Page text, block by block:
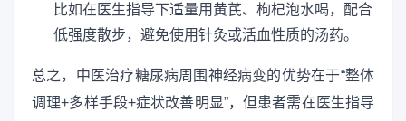
比如在医生指导下适量用黄芪、枸杞泡水喝，配合
低强度散步，避免使用针灸或活血性质的汤药。
总之，中医治疗糖尿病周围神经病变的优势在于“整体
调理+多样手段+症状改善明显”，但患者需在医生指导